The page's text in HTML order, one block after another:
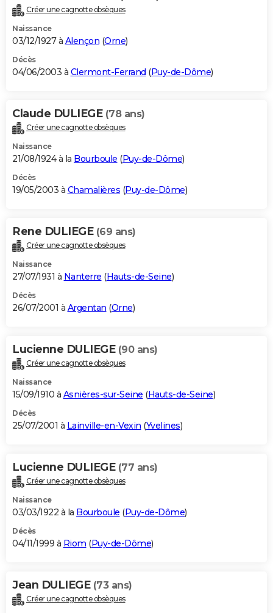
Créer une cagnotte obsèques
Naissance
03/12/1927 à Alençon (Orne)
Décès
04/06/2003 à Clermont-Ferrand (Puy-de-Dôme)
Claude DULIEGE (78 ans)
Créer une cagnotte obsèques
Naissance
21/08/1924 à la Bourboule (Puy-de-Dôme)
Décès
19/05/2003 à Chamalières (Puy-de-Dôme)
Rene DULIEGE (69 ans)
Créer une cagnotte obsèques
Naissance
27/07/1931 à Nanterre (Hauts-de-Seine)
Décès
26/07/2001 à Argentan (Orne)
Lucienne DULIEGE (90 ans)
Créer une cagnotte obsèques
Naissance
15/09/1910 à Asnières-sur-Seine (Hauts-de-Seine)
Décès
25/07/2001 à Lainville-en-Vexin (Yvelines)
Lucienne DULIEGE (77 ans)
Créer une cagnotte obsèques
Naissance
03/03/1922 à la Bourboule (Puy-de-Dôme)
Décès
04/11/1999 à Riom (Puy-de-Dôme)
Jean DULIEGE (73 ans)
Créer une cagnotte obsèques